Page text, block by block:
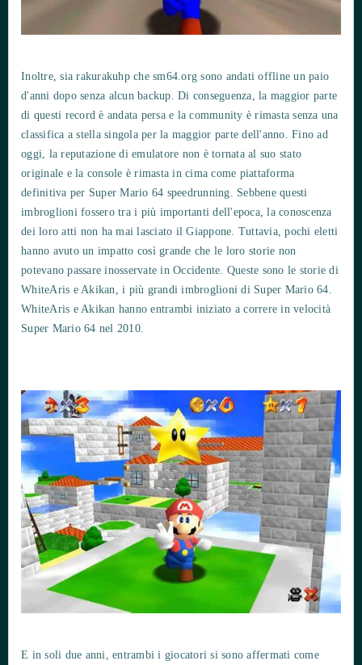
Inoltre, sia rakurakuhp che sm64.org sono andati offline un paio
d'anni dopo senza alcun backup. Di conseguenza, la maggior parte
di questi record è andata persa e la community è rimasta senza una
classifica a stella singola per la maggior parte dell'anno. Fino ad
oggi, la reputazione di emulatore non è tornata al suo stato
originale e la console è rimasta in cima come piattaforma
definitiva per Super Mario 64 speedrunning. Sebbene questi
imbroglioni fossero tra i più importanti dell'epoca, la conoscenza
dei loro atti non ha mai lasciato il Giappone. Tuttavia, pochi eletti
hanno avuto un impatto così grande che le loro storie non
potevano passare inosservate in Occidente. Queste sono le storie di
WhiteAris e Akikan, i più grandi imbroglioni di Super Mario 64.
WhiteAris e Akikan hanno entrambi iniziato a correre in velocità
Super Mario 64 nel 2010.
E in soli due anni, entrambi i giocatori si sono affermati come